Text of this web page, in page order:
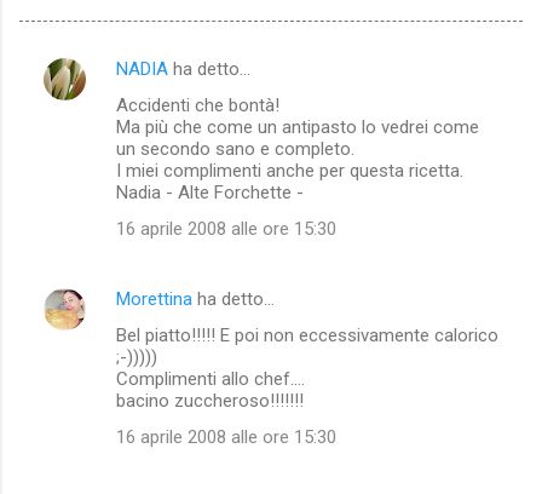
C
i
NADIA ha detto…
Accidenti che bontà!
Ma più che come un antipasto lo vedrei come
un secondo sano e completo.
I miei complimenti anche per questa ricetta.
Nadia - Alte Forchette -
16 aprile 2008 alle ore 15:30
Morettina ha detto…
Bel piatto!!!!! E poi non eccessivamente calorico
;-)))))
Complimenti allo chef....
bacino zuccheroso!!!!!!!
16 aprile 2008 alle ore 15:30